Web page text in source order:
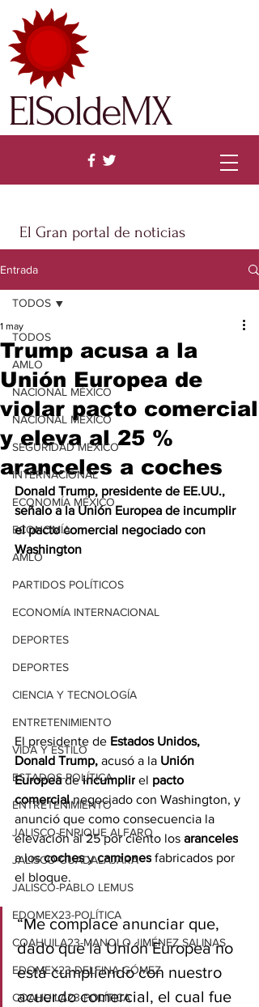
El Gran portal de noticias
ElSoldeMX
Entrada
TODOS
AMLO
NACIONAL MÉXICO
NACIONAL MÉXICO
SEGURIDAD MÉXICO
INTERNACIONAL
ECONOMÍA MÉXICO
ECONOMÍA
AMLO
PARTIDOS POLÍTICOS
ECONOMÍA INTERNACIONAL
DEPORTES
DEPORTES
CIENCIA Y TECNOLOGÍA
ENTRETENIMIENTO
VIDA Y ESTILO
ESTADOS-POLÍTICA
ENTRETENIMIENTO
JALISCO-ENRIQUE ALFARO
JALISCO-GUADALAJARA
JALISCO-PABLO LEMUS
EDOMEX23-POLÍTICA
COAHUILA23-MANOLO JIMÉNEZ SALINAS
EDOMEX23-DELFINA GÓMEZ
COAHUILA23-POLÍTICA
TODOS
Trump acusa a la
Unión Europea de
violar pacto comercial
y eleva al 25 %
aranceles a coches
1 may
Donald Trump, presidente de EE.UU.,
señalo a la Unión Europea de incumplir
el pacto comercial negociado con
Washington
El presidente de Estados Unidos,
Donald Trump, acusó a la Unión
Europea de incumplir el pacto
comercial negociado con Washington, y
anunció que como consecuencia la
elevación al 25 por ciento los aranceles
a los coches y camiones fabricados por
el bloque.
“Me complace anunciar que,
dado que la Unión Europea no
está cumpliendo con nuestro
acuerdo comercial, el cual fue